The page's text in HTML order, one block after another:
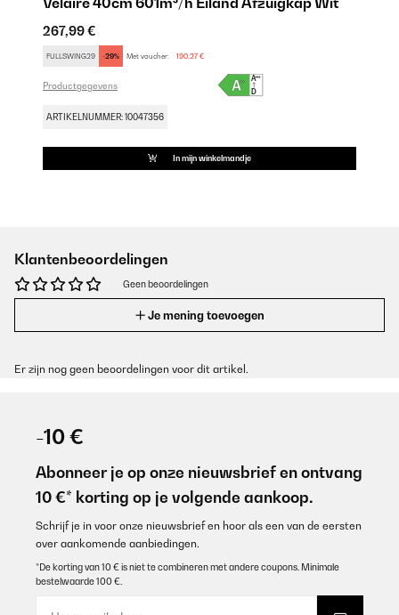
267,99 €
FULLSWING29 -29% Met voucher: 190,27 €
Productgegevens
ARTIKELNUMMER: 10047356
In mijn winkelmandje
Klantenbeoordelingen
Geen beoordelingen
Je mening toevoegen
Er zijn nog geen beoordelingen voor dit artikel.
-10 €
Abonneer je op onze nieuwsbrief en ontvang
10 €* korting op je volgende aankoop.
Schrijf je in voor onze nieuwsbrief en hoor als een van de eersten
over aankomende aanbiedingen.
*De korting van 10 € is niet te combineren met andere coupons. Minimale
bestelwaarde 100 €.